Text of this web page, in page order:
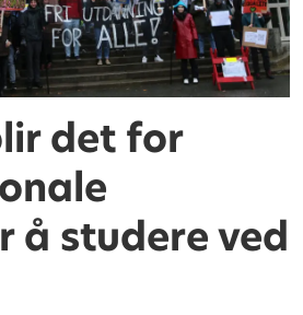
det for
å studere ved